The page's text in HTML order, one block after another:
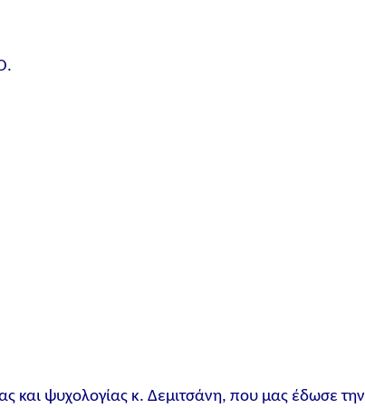
και ψυχολογίας κ. Δεμιτσάνη, που μας έδωσε την